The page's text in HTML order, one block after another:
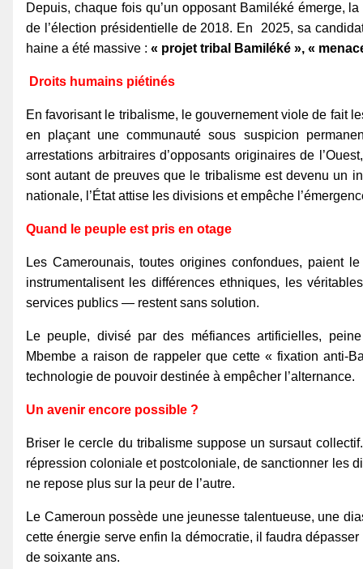
Depuis, chaque fois qu’un opposant Bamiléké émerge,
de l’élection présidentielle de 2018. En 2025, sa
haine a été massive : « projet tribal Bamiléké », «
Droits humains piétinés
En favorisant le tribalisme, le gouvernement viole de fait
en plaçant une communauté sous suspicion
arrestations arbitraires d’opposants originaires de
sont autant de preuves que le tribalisme est devenu un
nationale, l’État attise les divisions et empêche
Quand le peuple est pris en otage
Les Camerounais, toutes origines confondues, paient
instrumentalisent les différences ethniques, les
services publics — restent sans solution.
Le peuple, divisé par des méfiances artificielles,
Mbembe a raison de rappeler que cette « fixation anti-
technologie de pouvoir destinée à empêcher l’alternance.
Un avenir encore possible ?
Briser le cercle du tribalisme suppose un sursaut
répression coloniale et postcoloniale, de sanctionner les
ne repose plus sur la peur de l’autre.
Le Cameroun possède une jeunesse talentueuse, une
cette énergie serve enfin la démocratie, il faudra
de soixante ans.